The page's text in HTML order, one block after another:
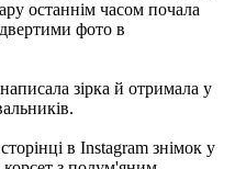
останнім часом почала
фото в
зірка й отримала у
в Instagram знімок у